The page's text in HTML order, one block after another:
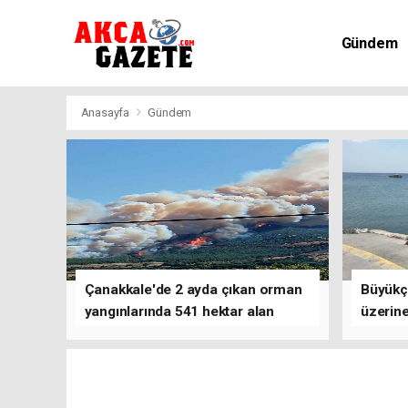
Gündem
Anasayfa Gündem
Çanakkale'de 2 ayda çıkan orman
yangınlarında 541 hektar alan